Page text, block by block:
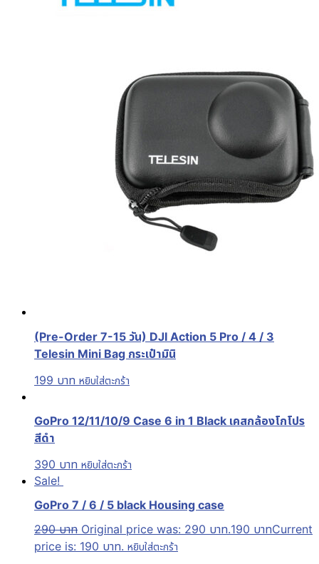
(Pre-Order 7-15 วัน) DJI Action 5 Pro / 4 / 3
Telesin Mini Bag กระเป๋ามินิ
199 บาท หยิบใส่ตะกร้า
GoPro 12/11/10/9 Case 6 in 1 Black เคสกล้องโกโปร
สีดำ
390 บาท หยิบใส่ตะกร้า
Sale!
GoPro 7 / 6 / 5 black Housing case
290บาท Original price was: 290 บาท.190 บาทCurrent
price is: 190 บาท. หยิบใส่ตะกร้า